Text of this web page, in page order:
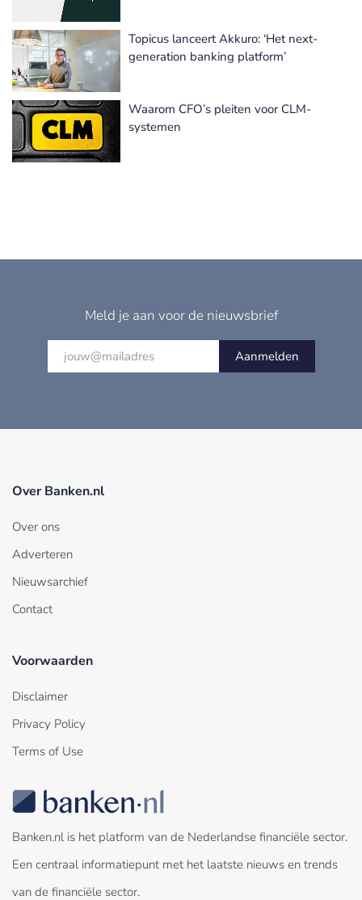
Topicus lanceert Akkuro: ‘Het next-
generation banking platform’
Waarom CFO’s pleiten voor CLM-
systemen
Meld je aan voor de nieuwsbrief
Aanmelden
Over Banken.nl
Over ons
Adverteren
Nieuwsarchief
Contact
Voorwaarden
Disclaimer
Privacy Policy
Terms of Use
Banken.nl is het platform van de Nederlandse financiële sector.
Een centraal informatiepunt met het laatste nieuws en trends
van de financiële sector.